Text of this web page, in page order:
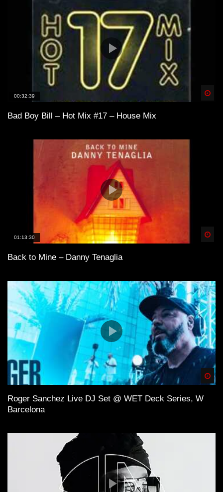
00:32:39
Bad Boy Bill – Hot Mix #17 – House Mix
01:13:30
Back to Mine – Danny Tenaglia
Roger Sanchez Live DJ Set @ WET Deck Series, W
Barcelona